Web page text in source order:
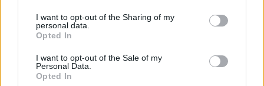
I want to opt-out of the Sharing of my
personal data.
Opted In
I want to opt-out of the Sale of my
Personal Data.
Opted In
FAR (Coarnă)
Altul